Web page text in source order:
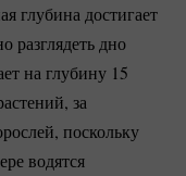
глубина достигает
дно
на глубину 15
за
поскольку
водятся